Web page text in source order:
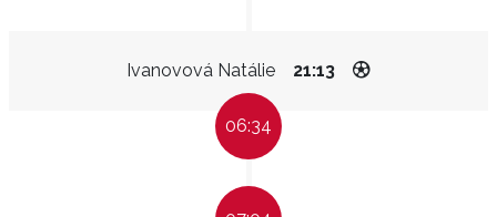
Ivanovová Natálie 21:13
06:34